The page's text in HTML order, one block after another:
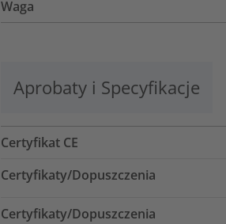
Waga
Aprobaty i Specyfikacje
Certyfikat CE
Certyfikaty/Dopuszczenia
Certyfikaty/Dopuszczenia